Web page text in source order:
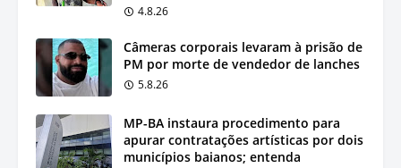
4.8.26
Câmeras corporais levaram à prisão de
PM por morte de vendedor de lanches
5.8.26
MP-BA instaura procedimento para
apurar contratações artísticas por dois
municípios baianos; entenda